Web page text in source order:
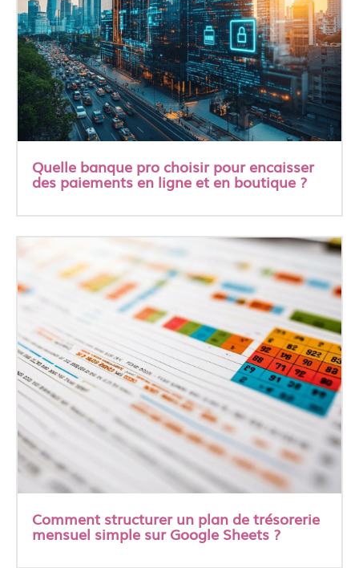
Quelle banque pro choisir pour encaisser
des paiements en ligne et en boutique ?
Comment structurer un plan de trésorerie
mensuel simple sur Google Sheets ?